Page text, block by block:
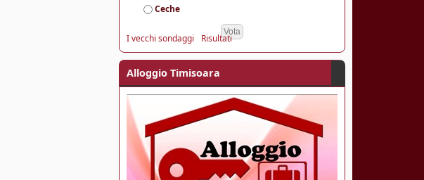
Ceche
I vecchi sondaggi Risultati
Alloggio Timisoara